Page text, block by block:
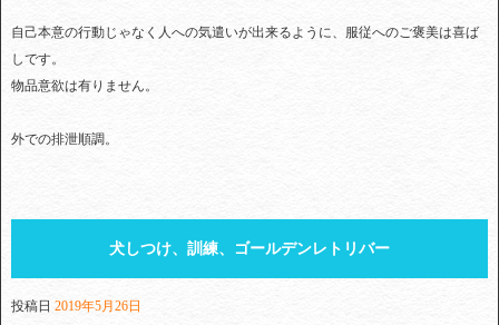
自己本意の行動じゃなく人への気遣いが出来るように、服従へのご褒美は喜ば
しです。
物品意欲は有りません。
外での排泄順調。
犬しつけ、訓練、ゴールデンレトリバー
投稿日 2019年5月26日